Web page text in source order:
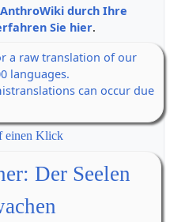
durch Ihre
Sie hier.
a raw translation of our
languages.
can occur due
einen Klick
Der Seelen